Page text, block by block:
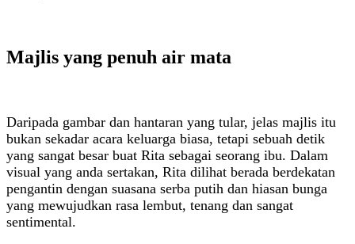
Majlis yang penuh air mata
Daripada gambar dan hantaran yang tular, jelas majlis itu
bukan sekadar acara keluarga biasa, tetapi sebuah detik
yang sangat besar buat Rita sebagai seorang ibu. Dalam
visual yang anda sertakan, Rita dilihat berada berdekatan
pengantin dengan suasana serba putih dan hiasan bunga
yang mewujudkan rasa lembut, tenang dan sangat
sentimental.